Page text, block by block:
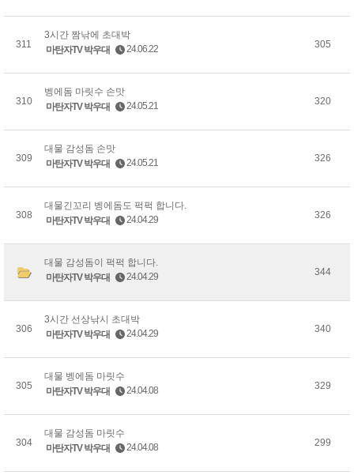
311
3시간 짬낚에 초대박
마탄자TV 박우대
24.06.22 305
310
벵에돔 마릿수 손맛
마탄자TV 박우대
24.05.21 320
309
대물 감성돔 손맛
마탄자TV 박우대
24.05.21 326
308
대물긴꼬리 벵에돔도 퍽퍽 합니다.
마탄자TV 박우대
24.04.29 326
대물 감성돔이 퍽퍽 합니다.
마탄자TV 박우대
24.04.29 344
306
3시간 선상낚시 초대박
마탄자TV 박우대
24.04.29 340
305
대물 벵에돔 마릿수
마탄자TV 박우대
24.04.08 329
304
대물 감성돔 마릿수
마탄자TV 박우대
24.04.08 299